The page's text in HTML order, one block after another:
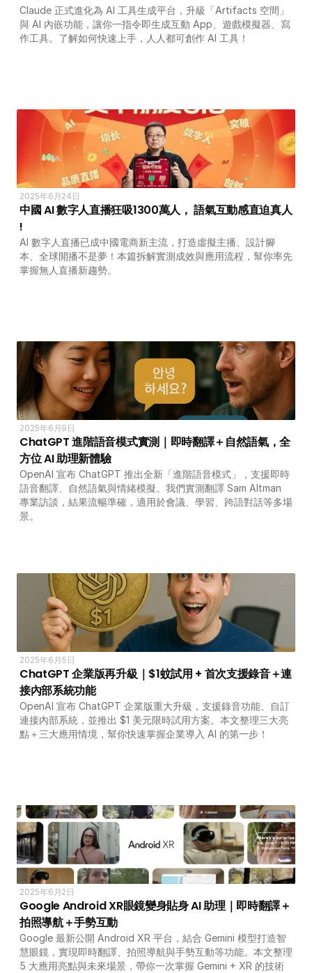
Claude 正式進化為 AI 工具生成平台，升級「Artifacts 空間」
與 AI 內嵌功能，讓你一指令即生成互動 App、遊戲模擬器、寫
作工具。了解如何快速上手，人人都可創作 AI 工具！
2025年6月24日
中國 AI 數字人直播狂吸1300萬人， 語氣互動感直迫真人
!
AI 數字人直播已成中國電商新主流，打造虛擬主播、設計腳
本、全球開播不是夢！本篇拆解實測成效與應用流程，幫你率先
掌握無人直播新趨勢。
2025年6月9日
ChatGPT 進階語音模式實測｜即時翻譯＋自然語氣，全
方位 AI 助理新體驗
OpenAI 宣布 ChatGPT 推出全新「進階語音模式」，支援即時
語音翻譯、自然語氣與情緒模擬。我們實測翻譯 Sam Altman
專業訪談，結果流暢準確，適用於會議、學習、跨語對話等多場
景。
2025年6月5日
ChatGPT 企業版再升級｜$1蚊試用 + 首次支援錄音＋連
接內部系統功能
OpenAI 宣布 ChatGPT 企業版重大升級，支援錄音功能、自訂
連接內部系統，並推出 $1 美元限時試用方案。本文整理三大亮
點＋三大應用情境，幫你快速掌握企業導入 AI 的第一步！
2025年6月2日
Google Android XR眼鏡變身貼身 AI 助理｜即時翻譯＋
拍照導航＋手勢互動
Google 最新公開 Android XR 平台，結合 Gemini 模型打造智
慧眼鏡，實現即時翻譯、拍照導航與手勢互動等功能。本文整理
5 大應用亮點與未來場景，帶你一次掌握 Gemini + XR 的技術
關於 DotAI
所有課程
全系列 30 小時
AI-in-One 全年 AI 學習通行證
全系列 29 小時
AI Builder 實戰訓練營
AI 應用主題班系列
DotAI 課程時間表
AI 攻略及資訊
AI 企業培訓
學校 AI 培訓
一年任學 AI 課程計劃
網上 AI 學習平台
AI 創意廣告服務
聯絡我們